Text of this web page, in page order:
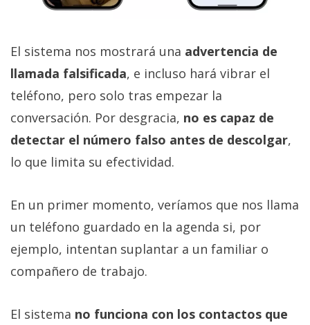
El sistema nos mostrará una advertencia de
llamada falsificada, e incluso hará vibrar el
teléfono, pero solo tras empezar la
conversación. Por desgracia, no es capaz de
detectar el número falso antes de descolgar,
lo que limita su efectividad.
En un primer momento, veríamos que nos llama
un teléfono guardado en la agenda si, por
ejemplo, intentan suplantar a un familiar o
compañero de trabajo.
El sistema no funciona con los contactos que